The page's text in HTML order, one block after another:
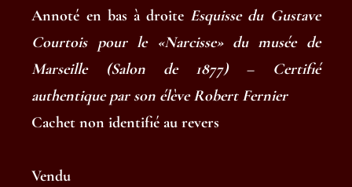
Annoté en bas à droite Esquisse du Gustave
Courtois pour le «Narcisse» du musée de
Marseille (Salon de 1877) – Certifié
authentique par son élève Robert Fernier
Cachet non identifié au revers
Vendu